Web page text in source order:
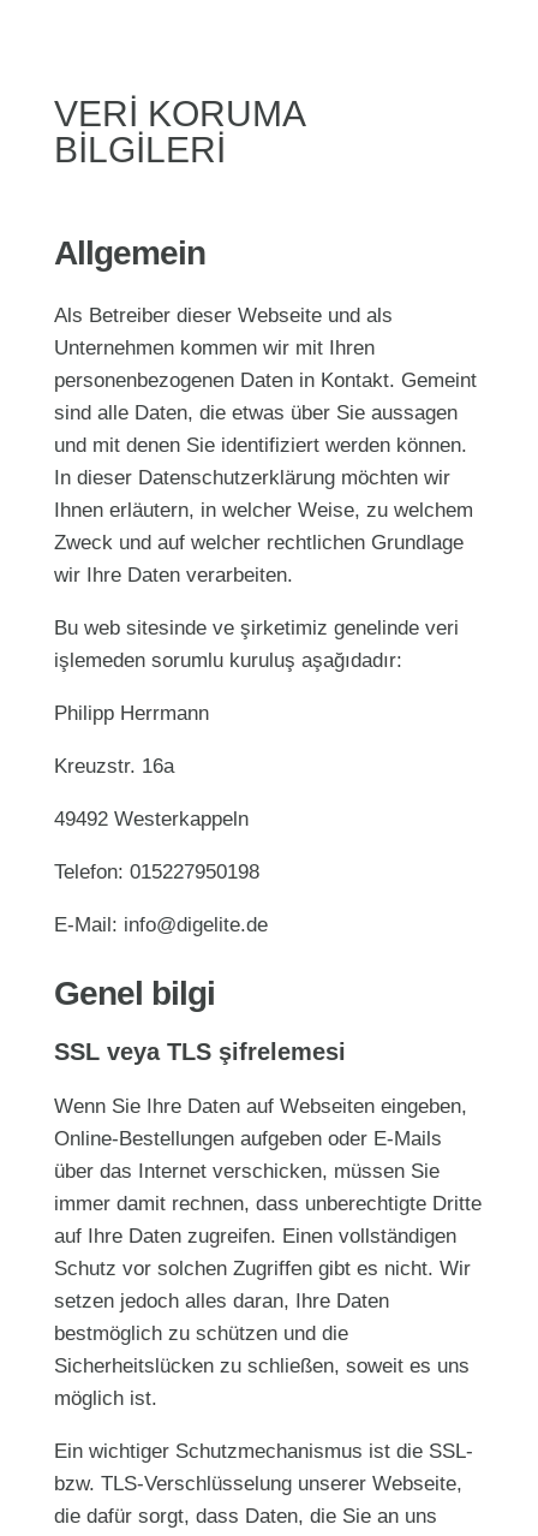
VERİ KORUMA
BİLGİLERİ
Allgemein
Als Betreiber dieser Webseite und als
Unternehmen kommen wir mit Ihren
personenbezogenen Daten in Kontakt. Gemeint
sind alle Daten, die etwas über Sie aussagen
und mit denen Sie identifiziert werden können.
In dieser Datenschutzerklärung möchten wir
Ihnen erläutern, in welcher Weise, zu welchem
Zweck und auf welcher rechtlichen Grundlage
wir Ihre Daten verarbeiten.
Bu web sitesinde ve şirketimiz genelinde veri
işlemeden sorumlu kuruluş aşağıdadır:
Philipp Herrmann
Kreuzstr. 16a
49492 Westerkappeln
Telefon: 015227950198
E-Mail: info@digelite.de
Genel bilgi
SSL veya TLS şifrelemesi
Wenn Sie Ihre Daten auf Webseiten eingeben,
Online-Bestellungen aufgeben oder E-Mails
über das Internet verschicken, müssen Sie
immer damit rechnen, dass unberechtigte Dritte
auf Ihre Daten zugreifen. Einen vollständigen
Schutz vor solchen Zugriffen gibt es nicht. Wir
setzen jedoch alles daran, Ihre Daten
bestmöglich zu schützen und die
Sicherheitslücken zu schließen, soweit es uns
möglich ist.
Ein wichtiger Schutzmechanismus ist die SSL-
bzw. TLS-Verschlüsselung unserer Webseite,
die dafür sorgt, dass Daten, die Sie an uns